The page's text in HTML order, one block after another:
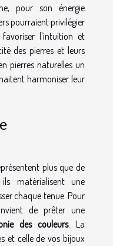
pour son énergie
pourraient privilégier
l'intuition et
des pierres et leurs
pierres naturelles un
harmoniser leur
plus que de
matérialisent une
chaque tenue. Pour
de prêter une
des couleurs. La
et celle de vos bijoux